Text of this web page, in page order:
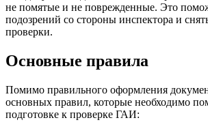
не помятые и не поврежденные. Это
подозрений со стороны инспектора и
проверки.
Основные правила
Помимо правильного оформления
основных правил, которые необходимо
подготовке к проверке ГАИ: